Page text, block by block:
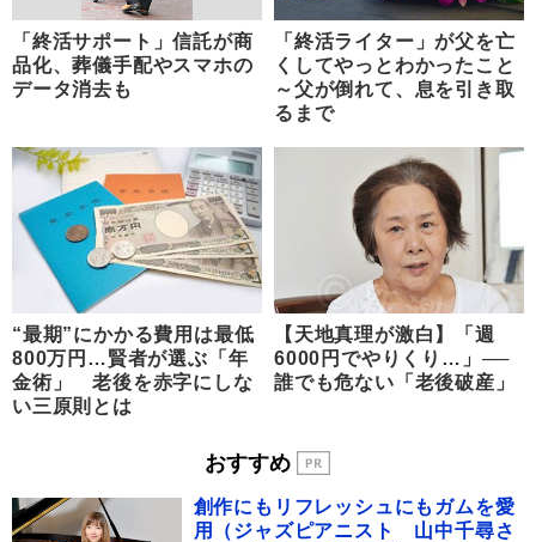
「終活サポート」信託が商
品化、葬儀手配やスマホの
データ消去も
「終活ライター」が父を亡
くしてやっとわかったこと
～父が倒れて、息を引き取
るまで
“最期”にかかる費用は最低
800万円…賢者が選ぶ「年
金術」 老後を赤字にしな
い三原則とは
【天地真理が激白】「週
6000円でやりくり…」──
誰でも危ない「老後破産」
おすすめ
創作にもリフレッシュにもガムを愛
用（ジャズピアニスト 山中千尋さ